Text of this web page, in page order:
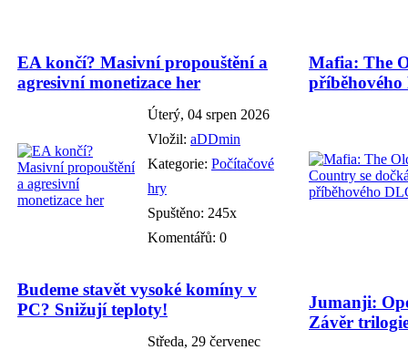
EA končí? Masivní propouštění a
agresivní monetizace her
Úterý, 04 srpen 2026
Vložil: aDDmin
Kategorie: Počítačové
hry
Spuštěno: 245x
Komentářů: 0
Mafia: The
Budeme stavět vysoké komíny v
PC? Snižují teploty!
Středa, 29 červenec
Jumanji:
Závěr